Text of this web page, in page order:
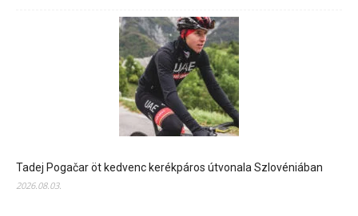
Tadej Pogačar öt kedvenc kerékpáros útvonala Szlovéniában
2026.08.03.